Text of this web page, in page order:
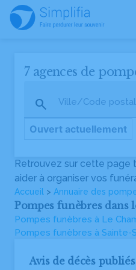
7 agences de
Ville/Code postal
Ouvert actuellement
SAS Pompes
Agence vérifiée
5
(67)•Ouvre à
14, Avenue du 19 Mars
Velay
06 83 13 50 97
Pompes Funèbres
Retrouvez sur cette page
aider à organiser vos
Accueil > Annuaire des
Pompes funèbres dans
Pompes funèbres à Le
Pompes funèbres à Sainte-
Avis de décès